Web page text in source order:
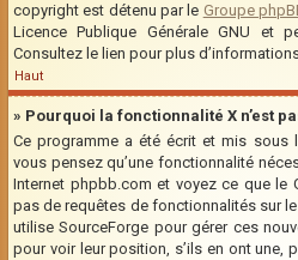
copyright est détenu par le Groupe
Licence Publique Générale GNU et
Consultez le lien pour plus
Haut
» Pourquoi la fonctionnalité X n’est
Ce programme a été écrit et mis sous
vous pensez qu’une fonctionnalité
Internet phpbb.com et voyez ce que le
pas de requêtes de fonctionnalités sur
utilise SourceForge pour gérer ces
pour voir leur position, s’ils en ont une,